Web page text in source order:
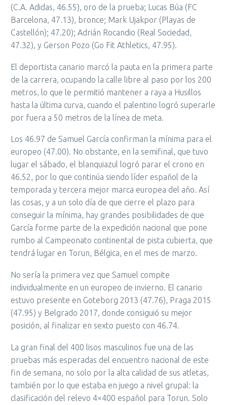
(C.A. Adidas, 46.55), oro de la prueba; Lucas Búa (FC
Barcelona, 47.13), bronce; Mark Ujakpor (Playas de
Castellón); 47.20); Adrián Rocandio (Real Sociedad,
47.32), y Gerson Pozo (Go Fit Athletics, 47.95).
El deportista canario marcó la pauta en la primera parte
de la carrera, ocupando la calle libre al paso por los 200
metros, lo que le permitió mantener a raya a Husillos
hasta la última curva, cuando el palentino logró superarle
por fuera a 50 metros de la línea de meta.
Los 46.97 de Samuel García confirman la mínima para el
europeo (47.00). No obstante, en la semifinal, que tuvo
lugar el sábado, el blanquiazul logró parar el crono en
46.52, por lo que continúa siendo líder español de la
temporada y tercera mejor marca europea del año. Así
las cosas, y a un solo día de que cierre el plazo para
conseguir la mínima, hay grandes posibilidades de que
García forme parte de la expedición nacional que pone
rumbo al Campeonato continental de pista cubierta, que
tendrá lugar en Torun, Bélgica, en el mes de marzo.
No sería la primera vez que Samuel compite
individualmente en un europeo de invierno. El canario
estuvo presente en Goteborg 2013 (47.76), Praga 2015
(47.95) y Belgrado 2017, donde consiguió su mejor
posición, al finalizar en sexto puesto con 46.74.
La gran final del 400 lisos masculinos fue una de las
pruebas más esperadas del encuentro nacional de este
fin de semana, no solo por la alta calidad de sus atletas,
también por lo que estaba en juego a nivel grupal: la
clasificación del relevo 4×400 español para Torun. Solo